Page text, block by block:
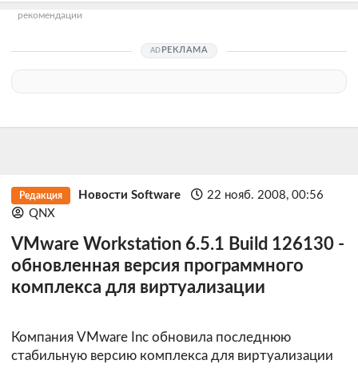
рекомендации
РЕКЛАМА
Редакция Новости Software
22 нояб. 2008, 00:56
QNX
VMware Workstation 6.5.1 Build 126130 -
обновленная версия программного
комплекса для виртуализации
Компания VMware Inc обновила последнюю
стабильную версию комплекса для виртуализации